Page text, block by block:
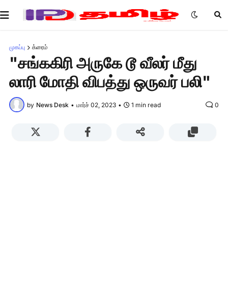
முகப்பு க்ரைம்
"சங்ககிரி அருகே டூ வீலர் மீது
லாரி மோதி விபத்து ஒருவர் பலி"
by News Desk • மார்ச் 02, 2023 • 1 min read 0